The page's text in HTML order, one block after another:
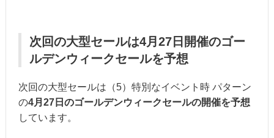
次回の大型セールは4月27日開催のゴー
ルデンウィークセールを予想
次回の大型セールは（5）特別なイベント時 パターン
の4月27日のゴールデンウィークセールの開催を予想
しています。